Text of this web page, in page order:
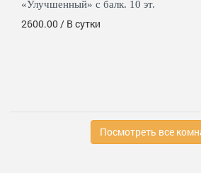
«Улучшенный» с балк. 10 эт.
2600.00 / В сутки
Посмотреть все